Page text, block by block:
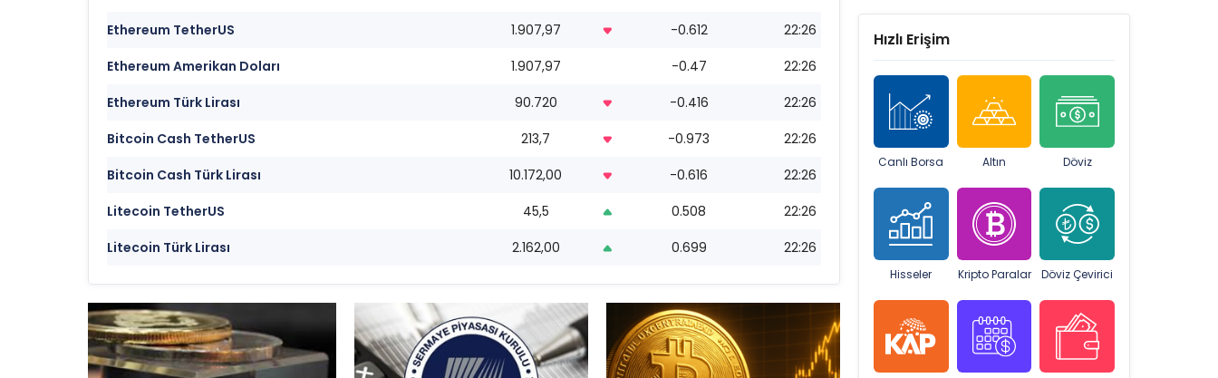
Ethereum TetherUS
1.907,97 -0.612
22:26
Ethereum Amerikan Doları
1.907,97 -0.47
22:26
Ethereum Türk Lirası
90.720 -0.416
22:26
Bitcoin Cash TetherUS
213,7 -0.973
22:26
Bitcoin Cash Türk Lirası
10.172,00 -0.616
22:26
Litecoin TetherUS
45,5 0.508
22:26
Litecoin Türk Lirası
2.162,00 0.699 22:26
Hızlı Erişim
Canlı Borsa Altın Döviz
Hisseler Kripto Paralar Döviz Çevirici